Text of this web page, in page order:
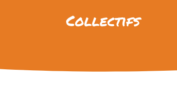
Collectifs